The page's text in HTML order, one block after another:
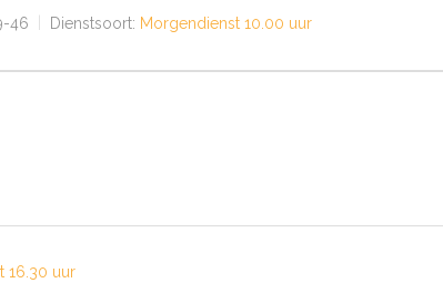
46 Dienstsoort: Morgendienst 10.00 uur
16.30 uur